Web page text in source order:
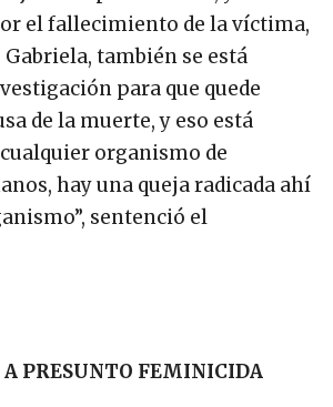
el fallecimiento de la víctima,
Gabriela, también se está
para que quede
de la muerte, y eso está
organismo de
hay una queja radicada ahí
sentenció el
PRESUNTO FEMINICIDA